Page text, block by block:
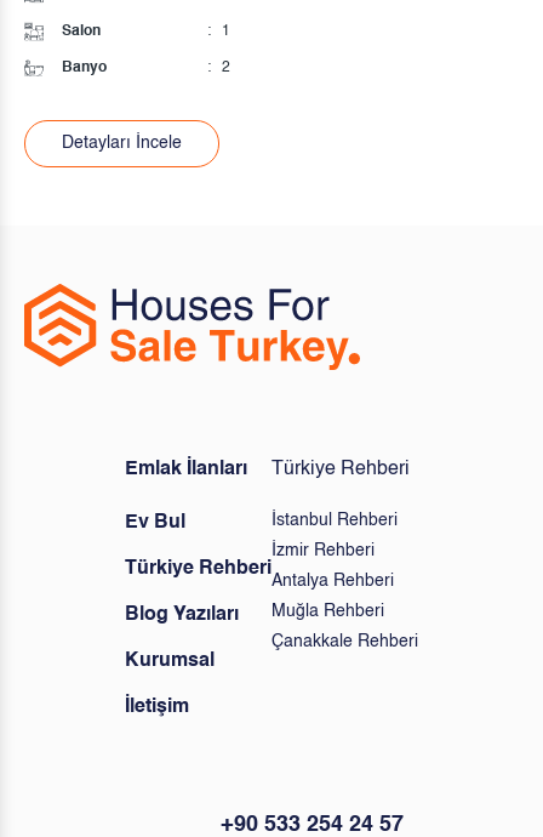
Emlak İlanları
Ev Bul
Türkiye Rehberi
Blog Yazıları
Kurumsal
İletişim
Türkiye Rehberi
İstanbul Rehberi
İzmir Rehberi
Antalya Rehberi
Muğla Rehberi
Çanakkale Rehberi
+90 533 254 24 57